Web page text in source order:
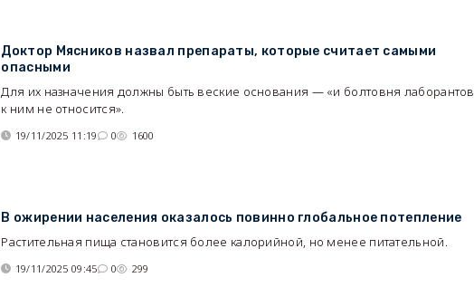
Доктор Мясников назвал препараты, которые считает самыми
опасными
Для их назначения должны быть веские основания — «и болтовня лаборантов
к ним не относится».
19/11/2025 11:19 0 1600
В ожирении населения оказалось повинно глобальное потепление
Растительная пища становится более калорийной, но менее питательной.
19/11/2025 09:45 0 299